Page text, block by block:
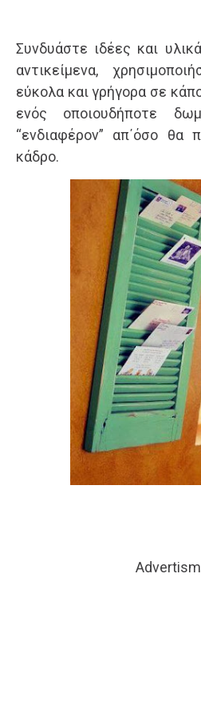
Συνδυάστε ιδέες και
αντικείμενα,
εύκολα και γρήγορα σε
ενός οποιουδήποτε
“ενδιαφέρον” απ΄όσο θα
κάδρο.